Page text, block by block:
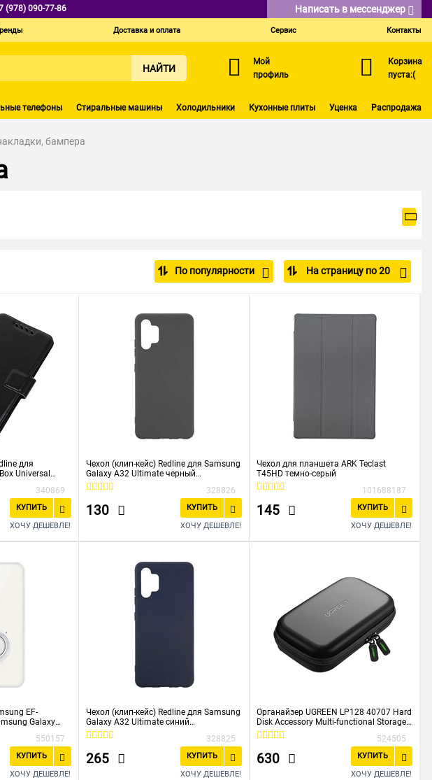
(978) 090-77-86 Написать в мессенджер
Доставка и оплата Сервис Контакты
НАЙТИ
Мой
профиль
Корзина
пуста:(
телефоны Стиральные машины Холодильники Кухонные плиты Уценка Распродажа
бампера
По популярности На страницу по 20
для
Universal
340869
КУПИТЬ
ХОЧУ ДЕШЕВЛЕ!
Чехол (клип-кейс) Redline для Samsung
Galaxy A32 Ultimate черный
(УТ000023936)
328826
130
КУПИТЬ
ХОЧУ ДЕШЕВЛЕ!
Чехол для планшета ARK Teclast
T45HD темно-серый
101688187
145
КУПИТЬ
ХОЧУ ДЕШЕВЛЕ!
EF-
Galaxy
прозрачный
550157
КУПИТЬ
ХОЧУ ДЕШЕВЛЕ!
Чехол (клип-кейс) Redline для Samsung
Galaxy A32 Ultimate синий
(УТ000023940)
328825
265
КУПИТЬ
ХОЧУ ДЕШЕВЛЕ!
Органайзер UGREEN LP128 40707 Hard
Disk Accessory Multi-functional Storage
Bag Small Size Black
524505
630
КУПИТЬ
ХОЧУ ДЕШЕВЛЕ!